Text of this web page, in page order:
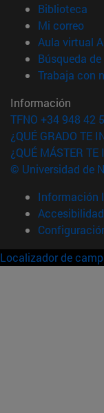
Biblioteca
Mi correo
Aula virtual
Búsqueda
Trabaja con
Información
TFNO +34 948 42
¿QUÉ GRADO TE
¿QUÉ MÁSTER TE
© Universidad de
Información
Accesibilidad
Localizador de